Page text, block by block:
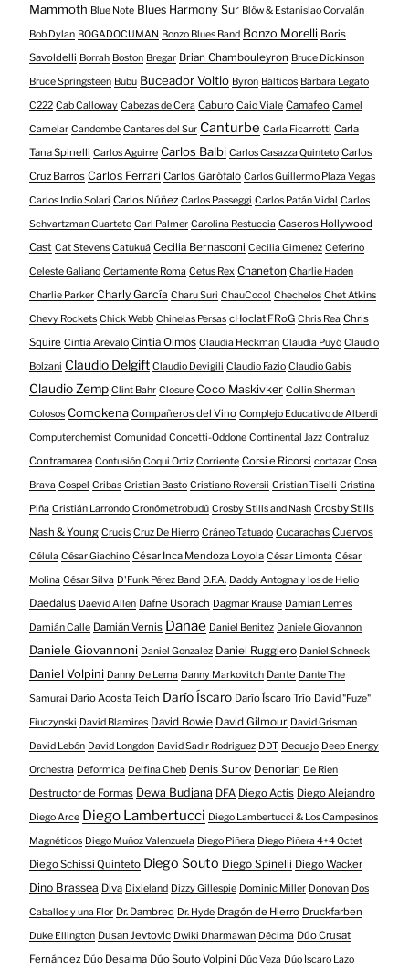
Mammoth Blue Note Blues Harmony Sur Blöw & Estanislao Corvalán
Bob Dylan BOGADOCUMAN Bonzo Blues Band Bonzo Morelli Boris
Savoldelli Borrah Boston Bregar Brian Chambouleyron Bruce Dickinson
Bruce Springsteen Bubu Buceador Voltio Byron Bálticos Bárbara Legato
C222 Cab Calloway Cabezas de Cera Caburo Caio Viale Camafeo Camel
Camelar Candombe Cantares del Sur Canturbe Carla Ficarrotti Carla
Tana Spinelli Carlos Aguirre Carlos Balbi Carlos Casazza Quinteto Carlos
Cruz Barros Carlos Ferrari Carlos Garófalo Carlos Guillermo Plaza Vegas
Carlos Indio Solari Carlos Núñez Carlos Passeggi Carlos Patán Vidal Carlos
Schvartzman Cuarteto Carl Palmer Carolina Restuccia Caseros Hollywood
Cast Cat Stevens Catukuá Cecilia Bernasconi Cecilia Gimenez Ceferino
Celeste Galiano Certamente Roma Cetus Rex Chaneton Charlie Haden
Charlie Parker Charly García Charu Suri ChauCoco! Chechelos Chet Atkins
Chevy Rockets Chick Webb Chinelas Persas cHoclat FRoG Chris Rea Chris
Squire Cintia Arévalo Cintia Olmos Claudia Heckman Claudia Puyó Claudio
Bolzani Claudio Delgift Claudio Devigili Claudio Fazio Claudio Gabis
Claudio Zemp Clint Bahr Closure Coco Maskivker Collin Sherman
Colosos Comokena Compañeros del Vino Complejo Educativo de Alberdi
Computerchemist Comunidad Concetti-Oddone Continental Jazz Contraluz
Contramarea Contusión Coqui Ortiz Corriente Corsi e Ricorsi cortazar Cosa
Brava Cospel Cribas Cristian Basto Cristiano Roversii Cristian Tiselli Cristina
Piña Cristián Larrondo Cronómetrobudú Crosby Stills and Nash Crosby Stills
Nash & Young Crucis Cruz De Hierro Cráneo Tatuado Cucarachas Cuervos
Célula César Giachino César Inca Mendoza Loyola César Limonta César
Molina César Silva D'Funk Pérez Band D.F.A. Daddy Antogna y los de Helio
Daedalus Daevid Allen Dafne Usorach Dagmar Krause Damian Lemes
Damián Calle Damián Vernis Danae Daniel Benitez Daniele Giovannon
Daniele Giovannoni Daniel Gonzalez Daniel Ruggiero Daniel Schneck
Daniel Volpini Danny De Lema Danny Markovitch Dante Dante The
Samurai Darío Acosta Teich Darío Íscaro Darío Íscaro Trío David "Fuze"
Fiuczynski David Blamires David Bowie David Gilmour David Grisman
David Lebón David Longdon David Sadir Rodriguez DDT Decuajo Deep Energy
Orchestra Deformica Delfina Cheb Denis Surov Denorian De Rien
Destructor de Formas Dewa Budjana DFA Diego Actis Diego Alejandro
Diego Arce Diego Lambertucci Diego Lambertucci & Los Campesinos
Magnéticos Diego Muñoz Valenzuela Diego Piñera Diego Piñera 4+4 Octet
Diego Schissi Quinteto Diego Souto Diego Spinelli Diego Wacker
Dino Brassea Diva Dixieland Dizzy Gillespie Dominic Miller Donovan Dos
Caballos y una Flor Dr. Dambred Dr. Hyde Dragón de Hierro Druckfarben
Duke Ellington Dusan Jevtovic Dwiki Dharmawan Décima Dúo Crusat
Fernández Dúo Desalma Dúo Souto Volpini Dúo Veza Dúo Íscaro Lazo